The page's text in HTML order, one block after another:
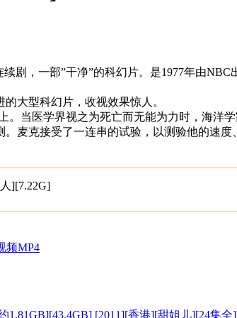
剧，一部”干净”的科幻片。是1977年由
大型科幻片，收视效果惊人。
当医学界视之为死亡而无能为力时，海洋
麦克接受了一连串的试验，以测验他的速
][7.22G]
频MP4
[2011][香港][甜姐儿][24集